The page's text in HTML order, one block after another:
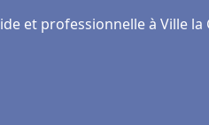
et professionnelle à Ville la